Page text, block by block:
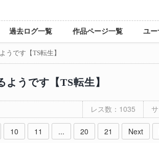
過去ログ一覧 作品ページ一覧 ユー
うです【TS転生】
ようです【TS転生】
レス数：1035
10 11 ... 20 21 Next